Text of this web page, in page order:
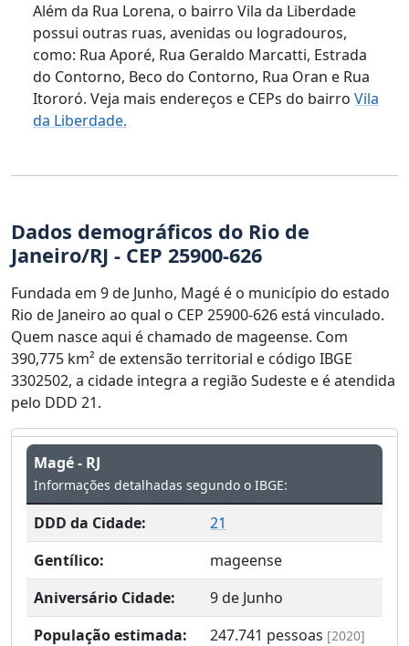
Além da Rua Lorena, o bairro Vila da Liberdade
possui outras ruas, avenidas ou logradouros,
como: Rua Aporé, Rua Geraldo Marcatti, Estrada
do Contorno, Beco do Contorno, Rua Oran e Rua
Itororó. Veja mais endereços e CEPs do bairro Vila
da Liberdade.
Dados demográficos do Rio de
Janeiro/RJ - CEP 25900-626
Fundada em 9 de Junho, Magé é o município do estado
Rio de Janeiro ao qual o CEP 25900-626 está vinculado.
Quem nasce aqui é chamado de mageense. Com
390,775 km² de extensão territorial e código IBGE
3302502, a cidade integra a região Sudeste e é atendida
pelo DDD 21.
Magé - RJ
Informações detalhadas segundo o IBGE:
DDD da Cidade:
21
Gentílico:
mageense
Aniversário Cidade:
9 de Junho
População estimada:
247.741 pessoas [2020]